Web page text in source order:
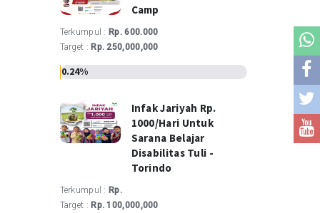
Camp
Terkumpul : Rp. 600.000
Target : Rp. 250,000,000
0.24%
Infak Jariyah Rp.
1000/hari Untuk
Sarana Belajar
Disabilitas Tuli -
Torindo
Terkumpul : Rp.
Target : Rp. 100,000,000